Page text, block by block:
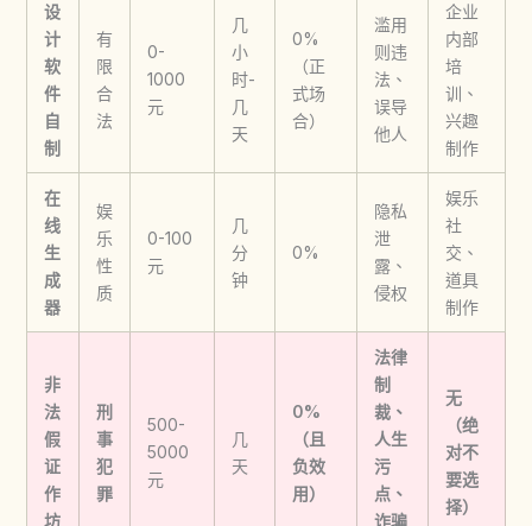
设
计
软
件
自
制
有
限
合
法
0-
1000
元
几
小
时-
几
天
0%
（正
式场
合）
滥用
则违
法、
误导
他人
企业
内部
培
训、
兴趣
制作
在
线
生
成
器
娱
乐
性
质
0-100
元
几
分
钟
0%
隐私
泄
露、
侵权
娱乐
社
交、
道具
制作
非
法
假
证
作
坊
刑
事
犯
罪
500-
5000
元
几
天
0%
（且
负效
用）
法律
制
裁、
人生
污
点、
诈骗
无
（绝
对不
要选
择）